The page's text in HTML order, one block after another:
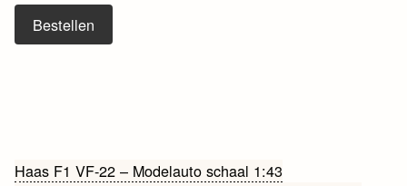
Bestellen
Bericht
Haas F1 VF-22 – Modelauto schaal 1:43